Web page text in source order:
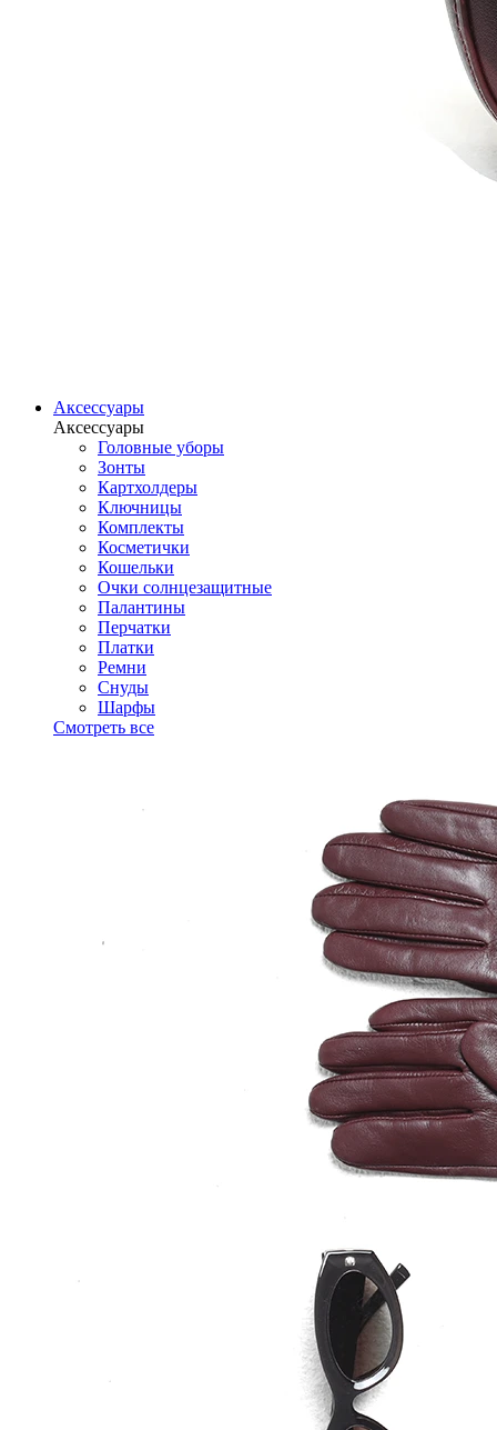
Аксессуары
Аксессуары
Головные уборы
Зонты
Картхолдеры
Ключницы
Комплекты
Косметички
Кошельки
Очки солнцезащитные
Палантины
Перчатки
Платки
Ремни
Снуды
Шарфы
Смотреть все